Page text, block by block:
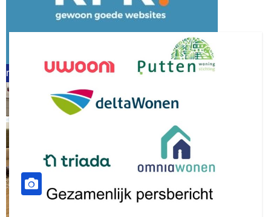
word vrijwilliger (1)
refreshed webdesign putten